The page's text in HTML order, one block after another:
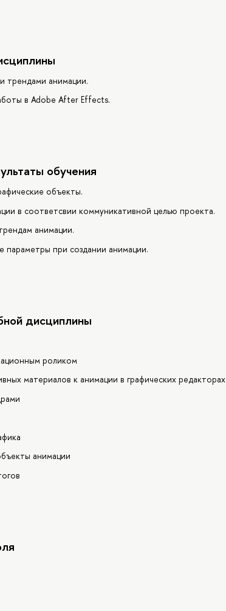
трендами анимации.
в Adobe After Effects.
обучения
объекты.
в соответсвии коммуникативной целью проекта.
анимации.
параметры при создании анимации.
дисциплины
роликом
материалов к анимации в графических редакторах
анимации